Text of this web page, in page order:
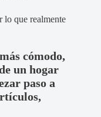
lo que realmente
cómodo,
un hogar
paso a